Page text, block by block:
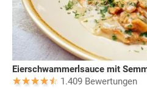
Eierschwammerlsauce mit
1.409 Bewertungen